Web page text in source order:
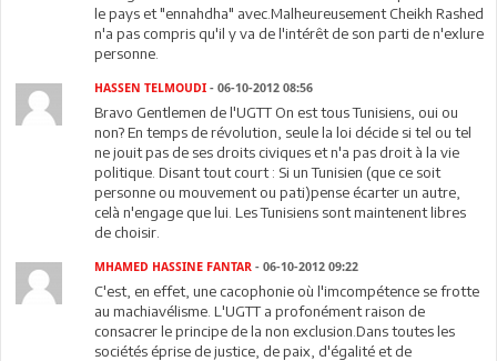
le pays et "ennahdha" avec.Malheureusement Cheikh Rashed
n'a pas compris qu'il y va de l'intérêt de son parti de n'exlure
personne.
HASSEN TELMOUDI - 06-10-2012 08:56
Bravo Gentlemen de l'UGTT On est tous Tunisiens, oui ou
non? En temps de révolution, seule la loi décide si tel ou tel
ne jouit pas de ses droits civiques et n'a pas droit à la vie
politique. Disant tout court : Si un Tunisien (que ce soit
personne ou mouvement ou pati)pense écarter un autre,
celà n'engage que lui. Les Tunisiens sont maintenent libres
de choisir.
MHAMED HASSINE FANTAR - 06-10-2012 09:22
C'est, en effet, une cacophonie où l'imcompétence se frotte
au machiavélisme. L'UGTT a profonément raison de
consacrer le principe de la non exclusion.Dans toutes les
sociétés éprise de justice, de paix, d'égalité et de